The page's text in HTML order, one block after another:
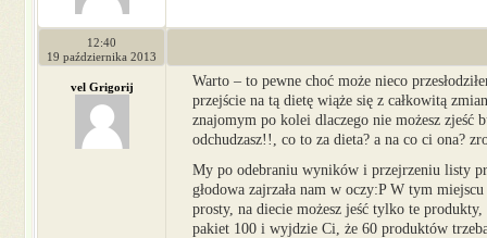
12:40
19 października 2013
vel Grigorij
Warto – to pewne choć może nieco
przejście na tą dietę wiąże się z całkowitą
znajomym po kolei dlaczego nie możesz zjeść
odchudzasz!!, co to za dieta? a na co ci ona?
My po odebraniu wyników i przejrzeniu listy
głodowa zajrzała nam w oczy:P W tym
prosty, na diecie możesz jeść tylko te
pakiet 100 i wyjdzie Ci, że 60 produktów